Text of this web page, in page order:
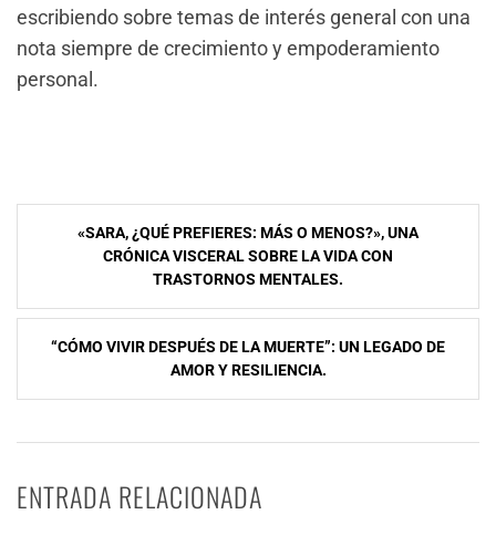
escribiendo sobre temas de interés general con una
nota siempre de crecimiento y empoderamiento
personal.
Navegación
entradas
«SARA, ¿QUÉ PREFIERES: MÁS O MENOS?», UNA
CRÓNICA VISCERAL SOBRE LA VIDA CON
TRASTORNOS MENTALES.
“CÓMO VIVIR DESPUÉS DE LA MUERTE”: UN LEGADO DE
AMOR Y RESILIENCIA.
ENTRADA RELACIONADA